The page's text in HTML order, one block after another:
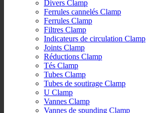
Divers Clamp
Ferrules cannelés Clamp
Ferrules Clamp
Filtres Clamp
Indicateurs de circulation Clamp
Joints Clamp
Réductions Clamp
Tés Clamp
Tubes Clamp
Tubes de soutirage Clamp
U Clamp
Vannes Clamp
Vannes de spunding Clamp